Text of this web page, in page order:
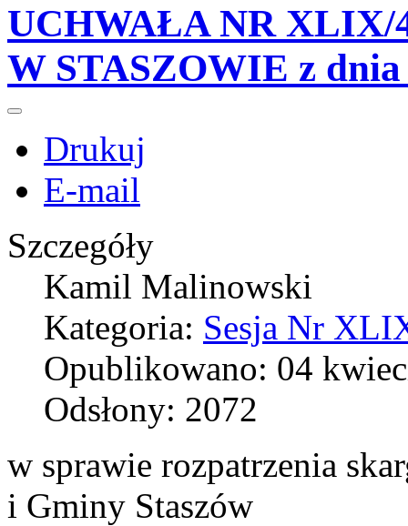
UCHWAŁA NR XLIX/
W STASZOWIE z dnia
Drukuj
E-mail
Szczegóły
Kamil Malinowski
Kategoria: Sesja Nr
Opublikowano: 04
Odsłony: 2072
w sprawie rozpatrzenia
i Gminy Staszów